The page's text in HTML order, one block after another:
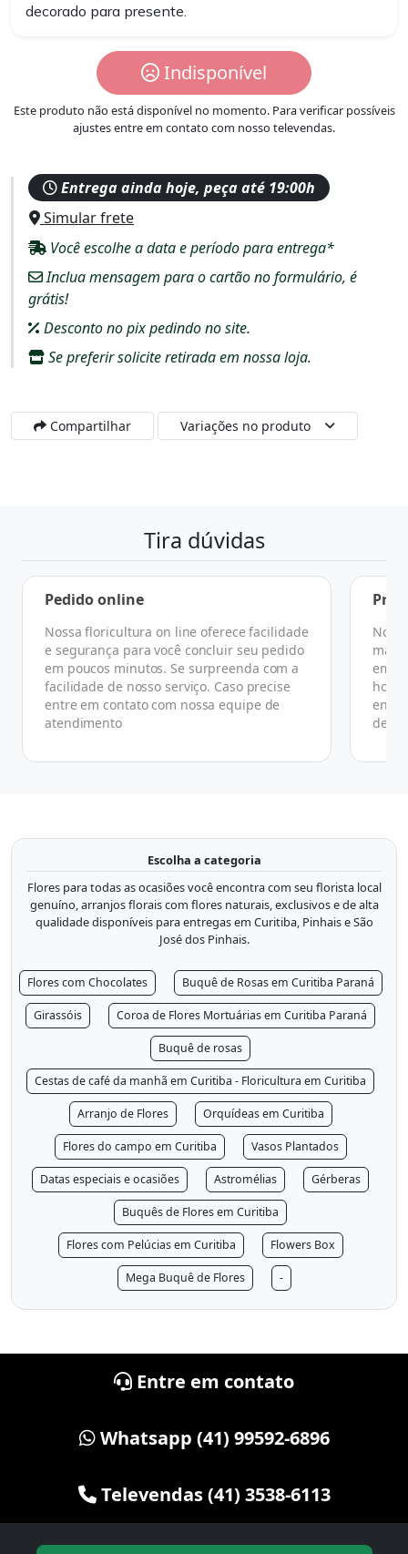
decorado para presente.
Indisponível
Este produto não está disponível no momento. Para verificar possíveis
ajustes entre em contato com nosso televendas.
Entrega ainda hoje, peça até 19:00h
Simular frete
Você escolhe a data e período para entrega*
Inclua mensagem para o cartão no formulário, é
grátis!
Desconto no pix pedindo no site.
Se preferir solicite retirada em nossa loja.
Compartilhar Variações no produto
Tira dúvidas
Pedido online
Nossa floricultura on line oferece facilidade
e segurança para você concluir seu pedido
em poucos minutos. Se surpreenda com a
facilidade de nosso serviço. Caso precise
entre em contato com nossa equipe de
atendimento
No
em
de
Escolha a categoria
Flores para todas as ocasiões você encontra com seu florista local
genuíno, arranjos florais com flores naturais, exclusivos e de alta
qualidade disponíveis para entregas em Curitiba, Pinhais e São
José dos Pinhais.
Flores com Chocolates Buquê de Rosas em Curitiba Paraná
Girassóis Coroa de Flores Mortuárias em Curitiba Paraná
Buquê de rosas
Cestas de café da manhã em Curitiba - Floricultura em Curitiba
Arranjo de Flores Orquídeas em Curitiba
Flores do campo em Curitiba Vasos Plantados
Datas especiais e ocasiões Astromélias Gérberas
Buquês de Flores em Curitiba
Flores com Pelúcias em Curitiba Flowers Box
Mega Buquê de Flores -
Entre em contato
Whatsapp (41) 99592-6896
Televendas (41) 3538-6113